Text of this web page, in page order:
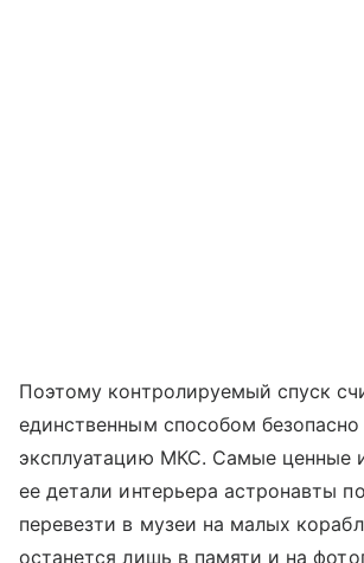
Поэтому контролируемый спуск
единственным способом безопасно
эксплуатацию МКС. Самые ценные
ее детали интерьера астронавты
перевезти в музеи на малых
останется лишь в памяти и на